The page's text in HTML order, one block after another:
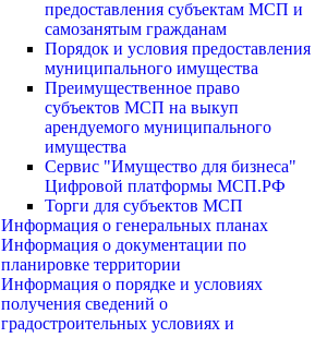
предоставления субъектам МСП и
самозанятым гражданам
Порядок и условия предоставления
муниципального имущества
Преимущественное право
субъектов МСП на выкуп
арендуемого муниципального
имущества
Сервис "Имущество для бизнеса"
Цифровой платформы МСП.РФ
Торги для субъектов МСП
Информация о генеральных планах
Информация о документации по
планировке территории
Информация о порядке и условиях
получения сведений о
градостроительных условиях и